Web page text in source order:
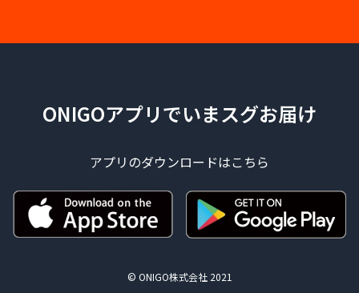
ONIGOアプリでいまスグお届け
アプリのダウンロードはこちら
© ONIGO株式会社 2021